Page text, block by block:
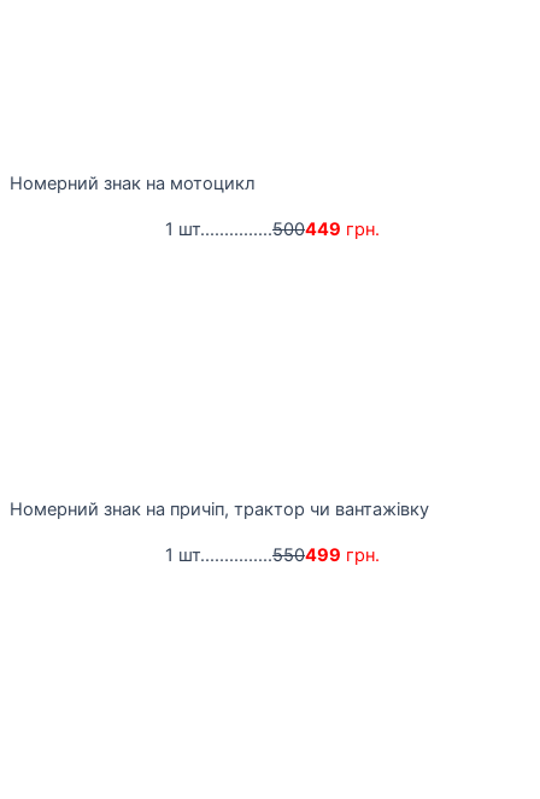
Номерний знак на мотоцикл
1 шт...............500449 грн.
Номерний знак на причіп, трактор чи вантажівку
1 шт...............550499 грн.